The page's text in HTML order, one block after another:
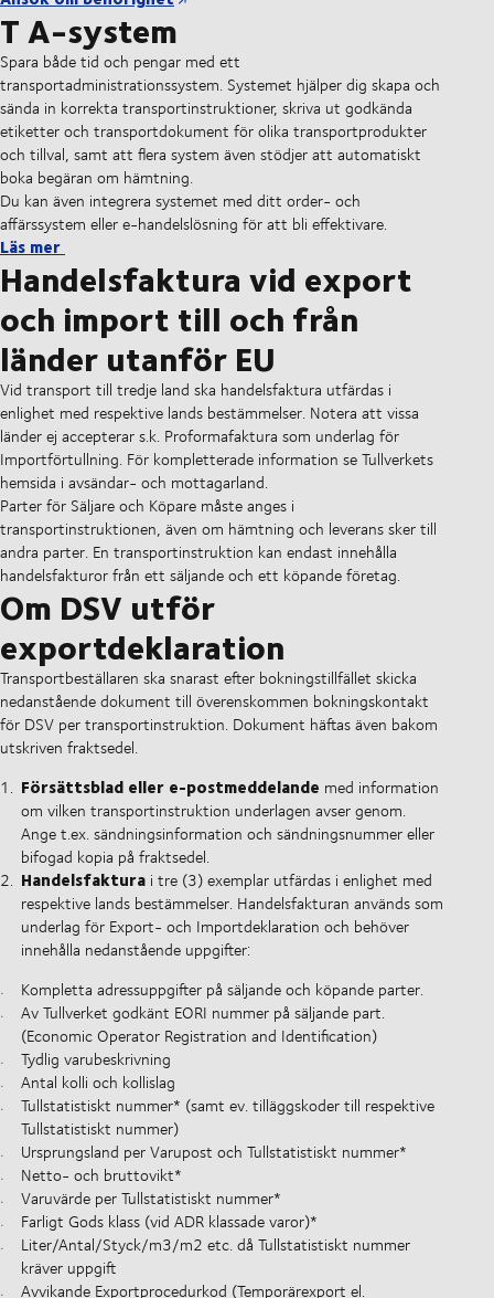
TA-system
Spara både tid och pengar med ett
transportadministrationssystem. Systemet hjälper dig skapa och
sända in korrekta transportinstruktioner, skriva ut godkända
etiketter och transportdokument för olika transportprodukter
och tillval, samt att flera system även stödjer att automatiskt
boka begäran om hämtning.
Du kan även integrera systemet med ditt order- och
affärssystem eller e-handelslösning för att bli effektivare.
Läs mer
Handelsfaktura vid export
och import till och från
länder utanför EU
Vid transport till tredje land ska handelsfaktura utfärdas i
enlighet med respektive lands bestämmelser. Notera att vissa
länder ej accepterar s.k. Proformafaktura som underlag för
Importförtullning. För kompletterade information se Tullverkets
hemsida i avsändar- och mottagarland.
Parter för Säljare och Köpare måste anges i
transportinstruktionen, även om hämtning och leverans sker till
andra parter. En transportinstruktion kan endast innehålla
handelsfakturor från ett säljande och ett köpande företag.
Om DSV utför
exportdeklaration
Transportbeställaren ska snarast efter bokningstillfället skicka
nedanstående dokument till överenskommen bokningskontakt
för DSV per transportinstruktion. Dokument häftas även bakom
utskriven fraktsedel.
Försättsblad eller e-postmeddelande med information
om vilken transportinstruktion underlagen avser genom.
Ange t.ex. sändningsinformation och sändningsnummer eller
bifogad kopia på fraktsedel.
Handelsfakturai tre (3) exemplar utfärdas i enlighet med
respektive lands bestämmelser. Handelsfakturan används som
underlag för Export- och Importdeklaration och behöver
innehålla nedanstående uppgifter:
Kompletta adressuppgifter på säljande och köpande parter.
Av Tullverket godkänt EORI nummer på säljande part.
(Economic Operator Registration and Identification)
Tydlig varubeskrivning
Antal kolli och kollislag
Tullstatistiskt nummer* (samt ev. tilläggskoder till respektive
Tullstatistiskt nummer)
Ursprungsland per Varupost och Tullstatistiskt nummer*
Netto- och bruttovikt*
Varuvärde per Tullstatistiskt nummer*
Farligt Gods klass (vid ADR klassade varor)*
Liter/Antal/Styck/m3/m2 etc. då Tullstatistiskt nummer
kräver uppgift
Avvikande Exportprocedurkod (Temporärexport el.